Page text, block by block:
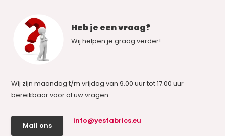
Heb je een vraag?
Wij helpen je graag verder!
Wij zijn maandag t/m vrijdag van 9.00 uur tot 17.00 uur
bereikbaar voor al uw vragen.
Mail ons
info@yesfabrics.eu